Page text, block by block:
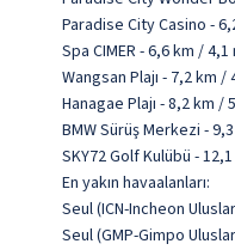
Paradise City Casino -
Spa CIMER - 6,6 km / 4,1
Wangsan Plajı - 7,2 km /
Hanagae Plajı - 8,2 km /
BMW Sürüş Merkezi -
SKY72 Golf Kulübü -
En yakın havaalanları:
Seul (ICN-Incheon
Seul (GMP-Gimpo